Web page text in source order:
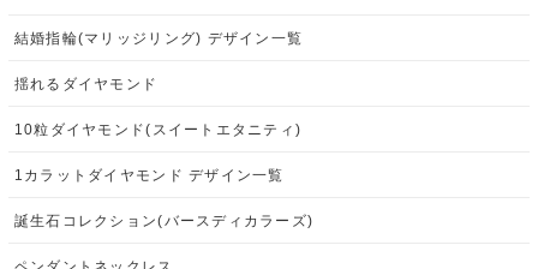
結婚指輪(マリッジリング) デザイン一覧
揺れるダイヤモンド
10粒ダイヤモンド(スイートエタニティ)
1カラットダイヤモンド デザイン一覧
誕生石コレクション(バースディカラーズ)